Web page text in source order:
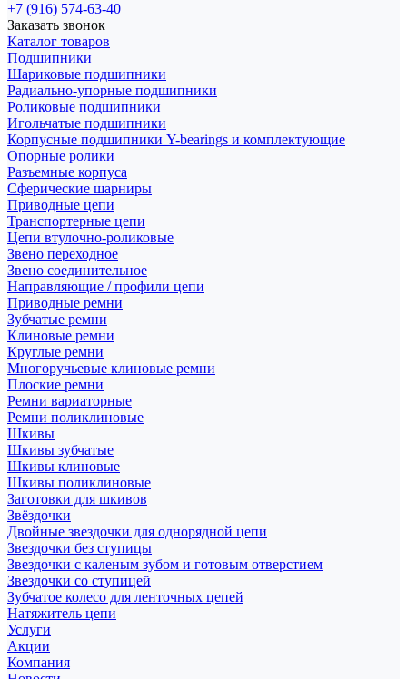
+7 (916) 574-63-40
Заказать звонок
Каталог товаров
Подшипники
Шариковые подшипники
Радиально-упорные подшипники
Роликовые подшипники
Игольчатые подшипники
Корпусные подшипники Y-bearings и комплектующие
Опорные ролики
Разъемные корпуса
Сферические шарниры
Приводные цепи
Транспортерные цепи
Цепи втулочно-роликовые
Звено переходное
Звено соединительное
Направляющие / профили цепи
Приводные ремни
Зубчатые ремни
Клиновые ремни
Круглые ремни
Многоручьевые клиновые ремни
Плоские ремни
Ремни вариаторные
Ремни поликлиновые
Шкивы
Шкивы зубчатые
Шкивы клиновые
Шкивы поликлиновые
Заготовки для шкивов
Звёздочки
Двойные звездочки для однорядной цепи
Звездочки без ступицы
Звездочки с каленым зубом и готовым отверстием
Звездочки со ступицей
Зубчатое колесо для ленточных цепей
Натяжитель цепи
Услуги
Акции
Компания